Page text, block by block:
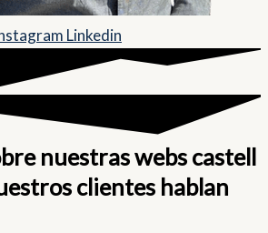
Linkedin
nuestras webs castell
clientes hablan